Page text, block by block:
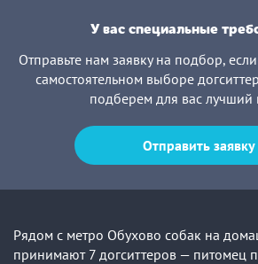
У вас специальные
Отправьте нам заявку на подбор,
самостоятельном выборе
подберем для вас лучший
Отправить заявку
Рядом с метро Обухово собак на
принимают 7 догситтеров — питомец